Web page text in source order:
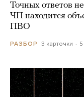
Точных ответов
ЧП находится
ПВО
РАЗБОР 3 карточки